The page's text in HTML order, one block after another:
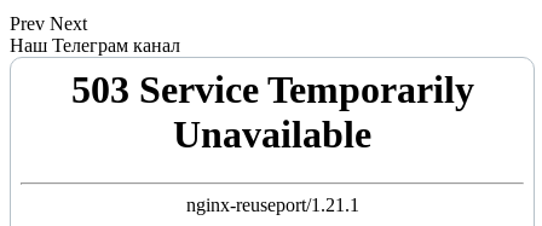
Prev Next
Наш Телеграм канал